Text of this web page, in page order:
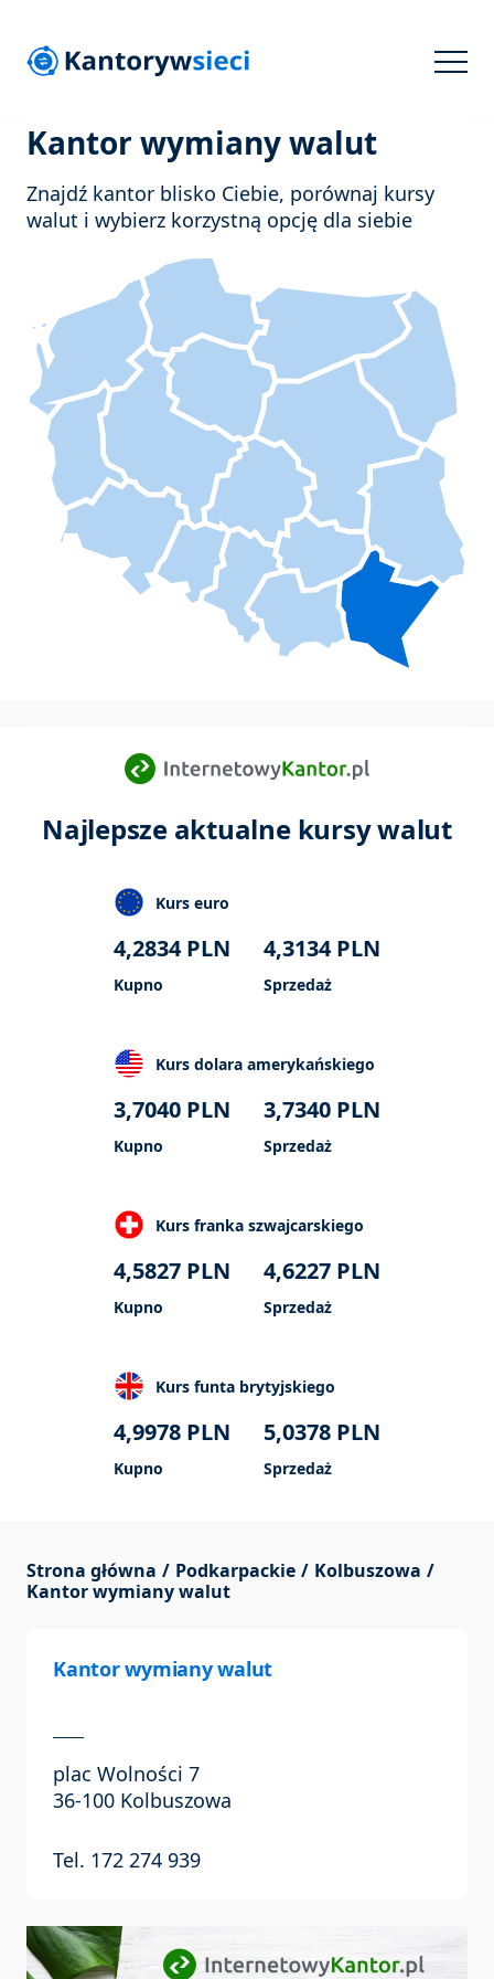
Kantor wymiany walut
Znajdź kantor blisko Ciebie, porównaj kursy
walut i wybierz korzystną opcję dla siebie
Najlepsze aktualne kursy walut
Kurs euro
4,2834PLN
Kupno
4,3134PLN
Sprzedaż
Kurs dolara amerykańskiego
3,7040 PLN
Kupno
3,7340 PLN
Sprzedaż
Kurs franka szwajcarskiego
4,5827 PLN
Kupno
4,6227 PLN
Sprzedaż
Kurs funta brytyjskiego
4,9978 PLN
Kupno
5,0378 PLN
Sprzedaż
Strona główna Podkarpackie
Kolbuszowa
Kantor wymiany walut
Kantor wymiany walut
plac Wolności 7
36-100 Kolbuszowa
Tel. 172 274 939